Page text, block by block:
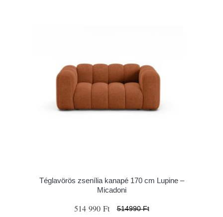
Téglavörös zsenília kanapé 170 cm Lupine –
Micadoni
514 990 Ft 514990 Ft